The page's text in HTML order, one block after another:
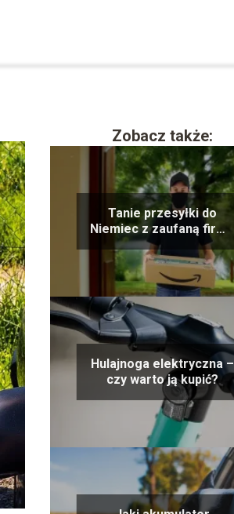
Zobacz także:
Tanie przesyłki do
Niemiec z zaufaną firmą
kurierską
Hulajnoga elektryczna –
czy warto ją kupić?